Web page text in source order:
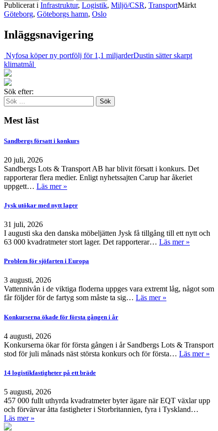
Publicerat i Infrastruktur, Logistik, Miljö/CSR, TransportMärkt
Göteborg, Göteborgs hamn, Oslo
Inläggsnavigering
Nyfosa köper ny portfölj för 1,1 miljarderDustin sätter skarpt
klimatmål
Sök efter:
Mest läst
Sandbergs försatt i konkurs
20 juli, 2026
Sandbergs Lots & Transport AB har blivit försatt i konkurs. Det
rapporterar flera medier. Enligt nyhetssajten Carup har åkeriet
uppgett… Läs mer »
Jysk utökar med nytt lager
31 juli, 2026
I augusti ska den danska möbeljätten Jysk få tillgång till ett nytt och
63 000 kvadratmeter stort lager. Det rapporterar… Läs mer »
Problem för sjöfarten i Europa
3 augusti, 2026
Vattennivån i de viktiga floderna uppges vara extremt låg, något som
får följder för de fartyg som måste ta sig… Läs mer »
Konkurserna ökade för första gången i år
4 augusti, 2026
Konkurserna ökar för första gången i år Sandbergs Lots & Transport
stod för juli månads näst största konkurs och för första… Läs mer »
14 logistikfastigheter på ett bräde
5 augusti, 2026
457 000 fullt uthyrda kvadratmeter byter ägare när EQT växlar upp
och förvärvar åtta fastigheter i Storbritannien, fyra i Tyskland…
Läs mer »